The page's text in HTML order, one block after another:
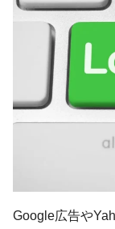
Google広告や